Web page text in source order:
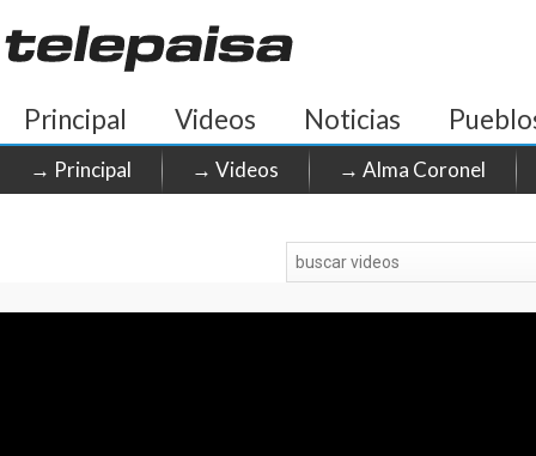
Principal Videos Noticias
→ Principal → Videos → Alma Coronel